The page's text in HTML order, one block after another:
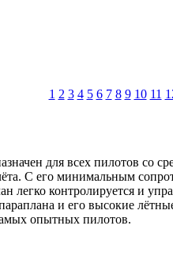
1 2 3 4 5 6 7 8 9 10 11
для всех пилотов со
С его минимальным
легко контролируется и
и его высокие
опытных пилотов.